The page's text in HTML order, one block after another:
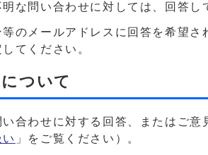
な問い合わせに対しては、回答し
のメールアドレスに回答を希望
てください。
ついて
合わせに対する回答、またはご
」をご覧ください）。